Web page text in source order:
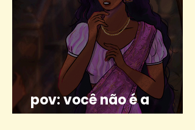
pov: você não é a
rapunzel indiana